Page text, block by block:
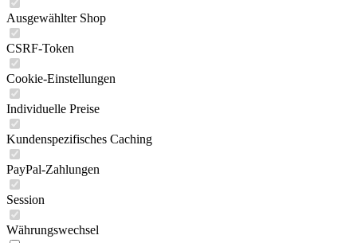
Ausgewählter Shop
CSRF-Token
Cookie-Einstellungen
Individuelle Preise
Kundenspezifisches Caching
PayPal-Zahlungen
Session
Währungswechsel